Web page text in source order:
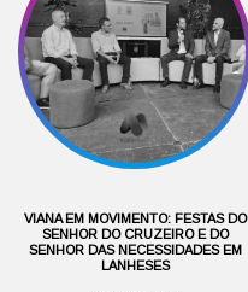
VIANA EM MOVIMENTO: FESTAS DO
SENHOR DO CRUZEIRO E DO
SENHOR DAS NECESSIDADES EM
LANHESES